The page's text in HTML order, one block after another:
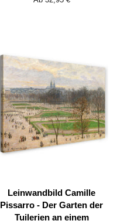
Leinwandbild Camille
Pissarro - Der Garten der
Tuilerien an einem